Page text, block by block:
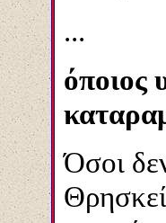
...
όποιος
Όσοι